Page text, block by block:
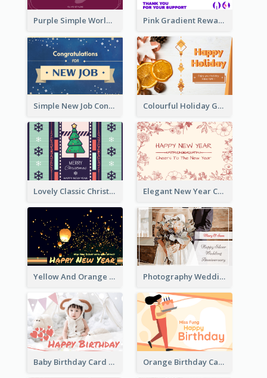
Purple Simple World Cancer Day Greeting Card Pink Gradient Reward For Donation Card Design
Simple New Job Congratulations Card In Yellow And Blue Colourful Holiday Greeting Card In Orange Theme
Lovely Classic Christmas Greeting Card Design Elegant New Year Card With Theme Of Flowers And Plants
Yellow And Orange New Year Card With Sky Lantern Photography Wedding Anniversary Card With Drawing Effect
Baby Birthday Card With Simple Decorations Orange Birthday Card For Teacher